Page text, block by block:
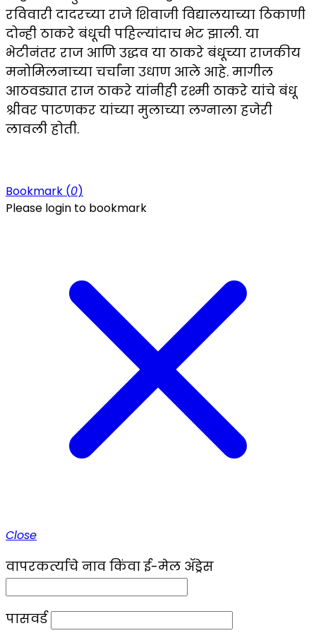
रविवारी दादरच्या राजे शिवाजी विद्यालयाच्या ठिकाणी
दोन्ही ठाकरे बंधूची पहिल्यांदाच भेट झाली. या
भेटीनंतर राज आणि उद्धव या ठाकरे बंधूच्या राजकीय
मनोमिलनाच्या चर्चांना उधाण आले आहे. मागील
आठवड्यात राज ठाकरे यांनीही रश्मी ठाकरे यांचे बंधू
श्रीवर पाटणकर यांच्या मुलाच्या लग्नाला हजेरी
लावली होती.
Bookmark (0)
Please login to bookmark
Close
वापरकर्त्याचे नाव किंवा ई-मेल ॲड्रेस
पासवर्ड